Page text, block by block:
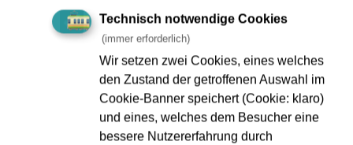
neue Video-Überwachung, stellt neue Abfallbehälter auf
und baut neue Geländer ein. Auch das Wegeleitsystem in
der Station wird komplett überarbeitet, hier werden
außerdem Bildschirme der Dynamischen Fahrgast-
Information (DFI) angebracht.
Technisch notwendige Cookies
(immer erforderlich)
Wir setzen zwei Cookies, eines welches
den Zustand der getroffenen Auswahl im
Cookie-Banner speichert (Cookie: klaro)
und eines, welches dem Besucher eine
bessere Nutzererfahrung durch